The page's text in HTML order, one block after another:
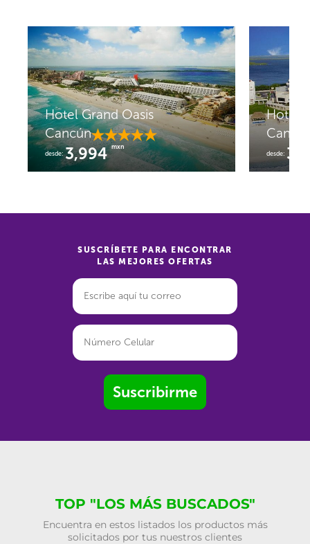
Hotel Grand Oasis
Cancún
desde:3,994mxn
Hotel
desde:
SUSCRÍBETE PARA ENCONTRAR
LAS MEJORES OFERTAS
Suscribirme
TOP "LOS MÁS BUSCADOS"
Encuentra en estos listados los productos más
solicitados por tus nuestros clientes